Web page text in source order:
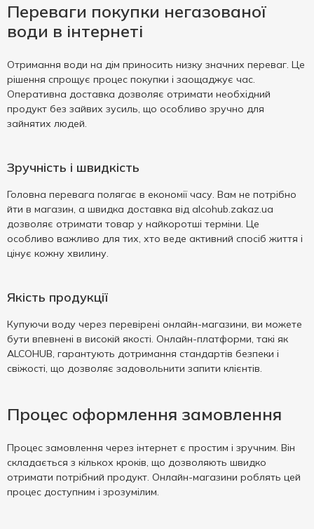
Переваги покупки негазованої
води в інтернеті
Отримання води на дім приносить низку значних переваг. Це
рішення спрощує процес покупки і заощаджує час.
Оперативна доставка дозволяє отримати необхідний
продукт без зайвих зусиль, що особливо зручно для
зайнятих людей.
Зручність і швидкість
Головна перевага полягає в економії часу. Вам не потрібно
йти в магазин, а швидка доставка від alcohub.zakaz.ua
дозволяє отримати товар у найкоротші терміни. Це
особливо важливо для тих, хто веде активний спосіб життя і
цінує кожну хвилину.
Якість продукції
Купуючи воду через перевірені онлайн-магазини, ви можете
бути впевнені в високій якості. Онлайн-платформи, такі як
ALCOHUB, гарантують дотримання стандартів безпеки і
свіжості, що дозволяє задовольнити запити клієнтів.
Процес оформлення замовлення
Процес замовлення через інтернет є простим і зручним. Він
складається з кількох кроків, що дозволяють швидко
отримати потрібний продукт. Онлайн-магазини роблять цей
процес доступним і зрозумілим.